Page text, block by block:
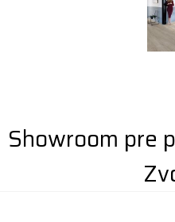
Showroom pre